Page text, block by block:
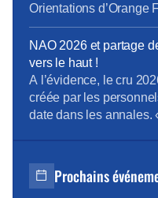
Orientations d’Orange
domaine Boucles
Orientations de la
de cession de
L’Essentiel du CSEC
NAO 2026 et partage
vers le haut !
A l’évidence, le cru
créée par les
date dans les annales.
à une redistribution de
[…]
Prochains